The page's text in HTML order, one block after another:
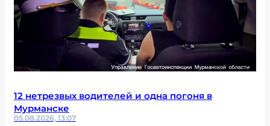
12 нетрезвых водителей и одна погоня в
Мурманске
05.08.2026, 13:07